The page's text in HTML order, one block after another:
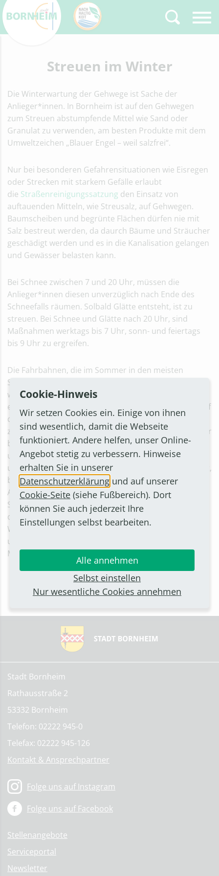
Type 2 or more
characters for results.
Streuen im Winter
Die Winterwartung der Gehwege ist Sache der
Anlieger*innen. In Bornheim ist auf den Gehwegen
zum Streuen abstumpfende Mittel wie Sand oder
Granulat zu verwenden, am besten Produkte mit dem
Umwelt­zeichen „Blauer Engel – weil salzfrei“.
Nur bei beson­deren Gefahrensituationen wie Eis­regen
oder Strecken mit star­kem Gefälle erlaubt
die Straßenreinigungssatzung den Einsatz von
auftauenden Mitteln, wie Streusalz, auf Gehwegen.
Baum­scheiben und begrünte Flächen dürfen nie mit
Salz bestreut werden, da daurch Bäume und Sträucher
geschädigt werden und es in die Kanali­sation gelangen
und Ge­wässer belasten kann.
Bei Schnee zwischen 7 und 20 Uhr, müssen die
Anlieger*innen diesen un­verzüglich nach Ende des
Schneefalls räumen. Solbald Glätte entsteht, ist zu
streuen. Bei Schnee und Glätte nach 20 Uhr, sind
Maßnahmen werktags bis 7 Uhr, sonn- und feiertags
bis 9 Uhr zu ergreifen.
Die Fahrbahnen, die im Sommer in den meisten
Straßen von den Anlieger*innen zu reinigen sind,
werden im Winter von der Stadt gewartet. Wegen der
erhöhten Anforderungen an die Verkehrssicherheit auf
den Fahrbahnen ist dort noch der Einsatz von Salz
zulässig. Dabei werden die Straßen, die für den Verkehr
besonders wichtig sind, zuerst geräumt und gestreut,
um sie verkehrssicher zu machen. Da die Stadt eine
umweltfreundlichere Feuchtsalzanlage angeschafft hat,
benötigt sie nur ein Drittel der früheren Salzmenge:
Anstelle von Trockensalz wird eine hochkonzentrierte
Salzlösung gesprüht, die besser haftet und wirkt. Für
die übrigen Straßen besteht nur eingeschränkter
Winterdienst: Dort werden die Fahrbahnen geräumt
und der Umwelt zuliebe ebenfalls mit abstumpfenden
Mittel gestreut.
Stadt Bornheim
Rathausstraße 2
53332 Bornheim
Telefon: 02222 945-0
Telefax: 02222 945-126
Kontakt & Ansprechpartner
Folge uns auf Instagram
Folge uns auf Facebook
Stellenangebote
Serviceportal
Newsletter
Cookie-Hinweis
Wir setzen Cookies ein. Einige von ihnen
sind wesentlich, damit die Webseite
funktioniert. Andere helfen, unser Online-
Angebot stetig zu verbessern. Hinweise
erhalten Sie in unserer
Datenschutzerklärung und auf unserer
Cookie-Seite (siehe Fußbereich). Dort
können Sie auch jederzeit Ihre
Einstellungen selbst bearbeiten.
Alle annehmen
Selbst einstellen
Nur wesentliche Cookies annehmen